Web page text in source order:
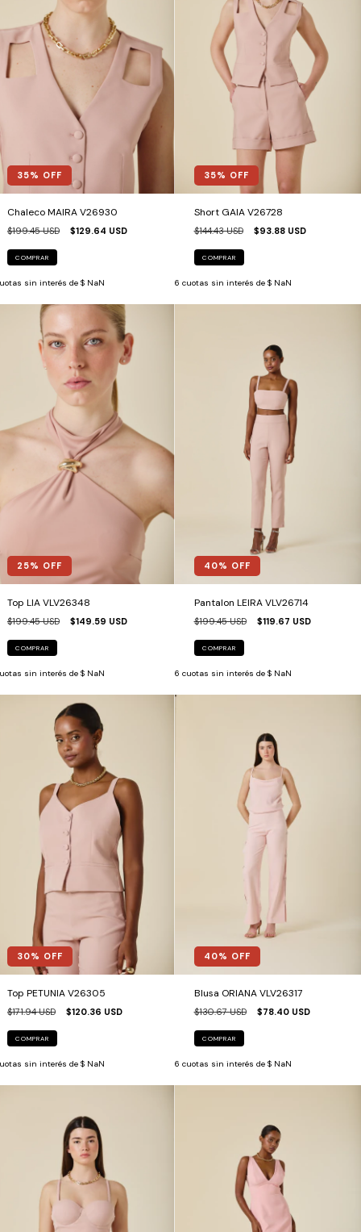
35% OFF
Chaleco MAIRA V26930
$199.45 USD $129.64 USD
COMPRAR
sin interés de $ NaN
35% OFF
Short GAIA V26728
$144.43 USD $93.88 USD
COMPRAR
6 cuotas sin interés de $ NaN
25% OFF
Top LIA VLV26348
$199.45 USD $149.59 USD
COMPRAR
sin interés de $ NaN
40% OFF
Pantalon LEIRA VLV26714
$199.45 USD $119.67 USD
COMPRAR
6 cuotas sin interés de $ NaN
30% OFF
Top PETUNIA V26305
$171.94 USD $120.36 USD
COMPRAR
sin interés de $ NaN
40% OFF
Blusa ORIANA VLV26317
$130.67 USD $78.40 USD
COMPRAR
6 cuotas sin interés de $ NaN